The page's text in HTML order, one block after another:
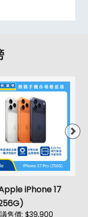
iPhone 17
售價: $39,900